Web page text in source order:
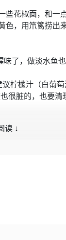
花椒面，和一
，用笊篱捞出
了，做淡水鱼
柠檬汁（白葡
很脏的，也要清
读 ↓